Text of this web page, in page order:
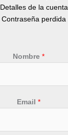
Detalles de la cuenta
Contraseña perdida
Nombre *
Email *